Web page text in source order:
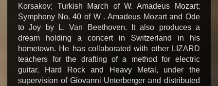
Korsakov; Turkish March of W. Amadeus Mozart;
Symphony No. 40 of W . Amadeus Mozart and Ode
to Joy by L. Van Beethoven. It also produces a
dream holding a concert in Switzerland in his
hometown. He has collaborated with other LIZARD
teachers for the drafting of a method for electric
guitar, Hard Rock and Heavy Metal, under the
supervision of Giovanni Unterberger and distributed